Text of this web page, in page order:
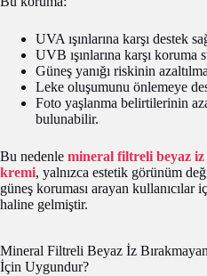
UVA ışınlarına karşı destek
UVB ışınlarına karşı koruma
Güneş yanığı riskinin
Leke oluşumunu önlemeye
Foto yaşlanma belirtilerinin
bulunabilir.
Bu nedenle mineral filtreli beyaz iz
kremi, yalnızca estetik görünüm
güneş koruması arayan kullanıcılar
haline gelmiştir.
Mineral Filtreli Beyaz İz
İçin Uygundur?